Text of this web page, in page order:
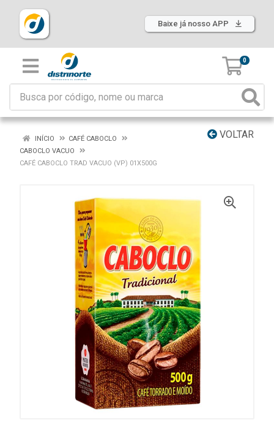
Baixe já nosso APP
0
VOLTAR
INÍCIO
CAFÉ CABOCLO
CABOCLO VACUO
CAFÉ CABOCLO TRAD VACUO (VP) 01X500G